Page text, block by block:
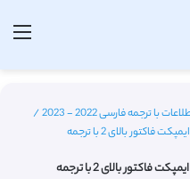
ترجمه فارسی 2022 - 2023
/
بالای 2 با ترجمه
بالای 2 با ترجمه